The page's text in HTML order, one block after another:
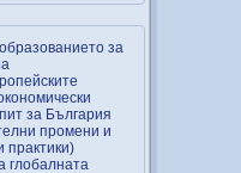
за
за България
промени и
практики)
глобалната